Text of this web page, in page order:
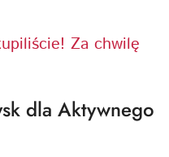
Za chwilę
dla Aktywnego